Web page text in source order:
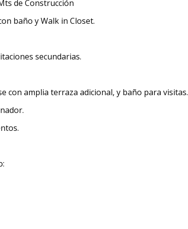
de Construcción
baño y Walk in Closet.
secundarias.
con amplia terraza adicional, y baño para visitas.